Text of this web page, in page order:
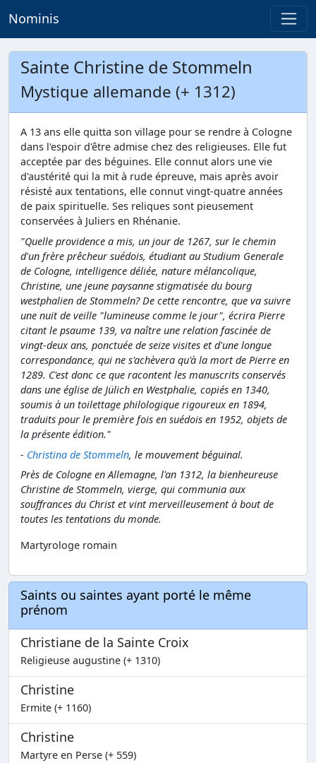
Nominis
Sainte Christine de Stommeln
Mystique allemande (+ 1312)
A 13 ans elle quitta son village pour se rendre à Cologne
dans l'espoir d'être admise chez des religieuses. Elle fut
acceptée par des béguines. Elle connut alors une vie
d'austérité qui la mit à rude épreuve, mais après avoir
résisté aux tentations, elle connut vingt-quatre années
de paix spirituelle. Ses reliques sont pieusement
conservées à Juliers en Rhénanie.
"Quelle providence a mis, un jour de 1267, sur le chemin
d'un frère prêcheur suédois, étudiant au Studium Generale
de Cologne, intelligence déliée, nature mélancolique,
Christine, une jeune paysanne stigmatisée du bourg
westphalien de Stommeln? De cette rencontre, que va suivre
une nuit de veille "lumineuse comme le jour", écrira Pierre
citant le psaume 139, va naître une relation fascinée de
vingt-deux ans, ponctuée de seize visites et d'une longue
correspondance, qui ne s'achèvera qu'à la mort de Pierre en
1289. C'est donc ce que racontent les manuscrits conservés
dans une église de Jülich en Westphalie, copiés en 1340,
soumis à un toilettage philologique rigoureux en 1894,
traduits pour le première fois en suédois en 1952, objets de
la présente édition."
- Christina de Stommeln, le mouvement béguinal.
Près de Cologne en Allemagne, l'an 1312, la bienheureuse
Christine de Stommeln, vierge, qui communia aux
souffrances du Christ et vint merveilleusement à bout de
toutes les tentations du monde.
Martyrologe romain
Saints ou saintes ayant porté le même
prénom
Christiane de la Sainte Croix
Religieuse augustine (+ 1310)
Christine
Ermite (+ 1160)
Christine
Martyre en Perse (+ 559)